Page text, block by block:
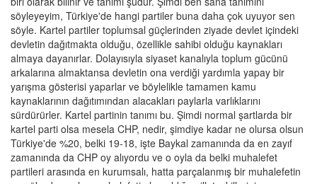
söyleyeyim, Türkiye'de hangi partiler buna daha çok uyuyor sen
söyle. Kartel partiler toplumsal güçlerinden ziyade devlet içindeki
devletin dağıtmakta olduğu, özellikle sahibi olduğu kaynakları
almaya dayanırlar. Dolayısıyla siyaset kanalıyla toplum gücünü
arkalarına almaktansa devletin ona verdiği yardımla yapay bir
yarışma gösterisi yaparlar ve böylelikle tamamen kamu
kaynaklarının dağıtımından alacakları paylarla varlıklarını
sürdürürler. Kartel partinin tanımı bu. Şimdi normal şartlarda bir
kartel parti olsa mesela CHP, nedir, şimdiye kadar ne olursa olsun
Türkiye'de %20, belki 19-18, işte Baykal zamanında da en zayıf
zamanında da CHP oy alıyordu ve o oyla da belki muhalefet
partileri arasında en kurumsalı, hatta parçalanmış bir muhalefetin